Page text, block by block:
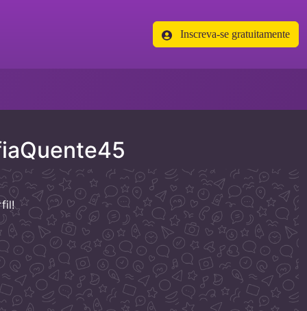
Inscreva-se gratuitamente